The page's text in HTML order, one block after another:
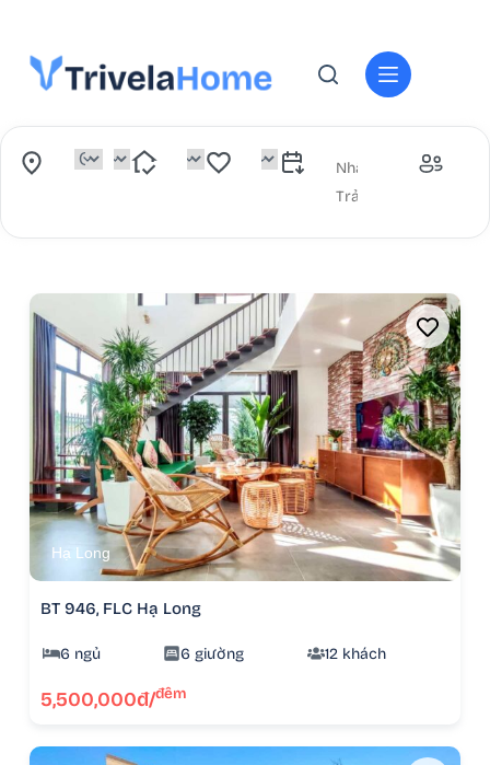
Hạ Long
BT 946, FLC Hạ Long
6 ngủ 6 giường 12 khách
5,500,000đ/đêm